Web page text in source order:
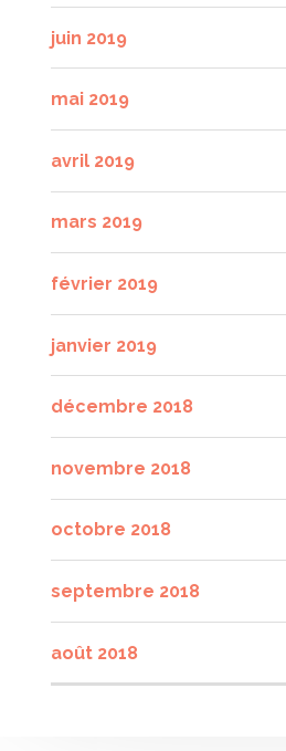
juin 2019
mai 2019
avril 2019
mars 2019
février 2019
janvier 2019
décembre 2018
novembre 2018
octobre 2018
septembre 2018
août 2018